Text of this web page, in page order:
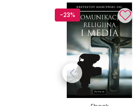
-23%